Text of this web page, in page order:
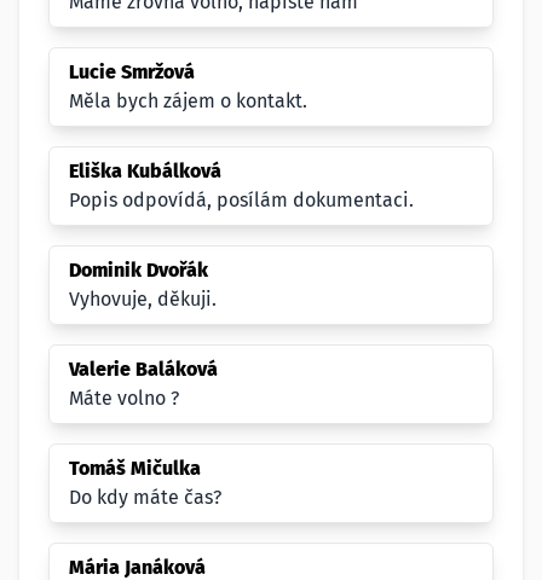
Lucie Smržová
Měla bych zájem o kontakt.
Eliška Kubálková
Popis odpovídá, posílám dokumentaci.
Dominik Dvořák
Vyhovuje, děkuji.
Valerie Baláková
Máte volno ?
Tomáš Mičulka
Do kdy máte čas?
Mária Janáková